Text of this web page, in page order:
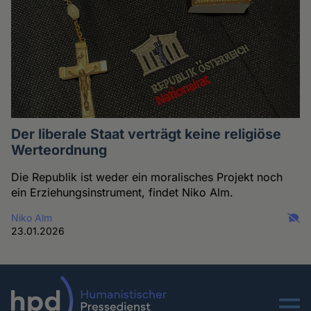
Der liberale Staat verträgt keine religiöse
Werteordnung
Die Republik ist weder ein moralisches Projekt noch
ein Erziehungsinstrument, findet Niko Alm.
Niko Alm
23.01.2026